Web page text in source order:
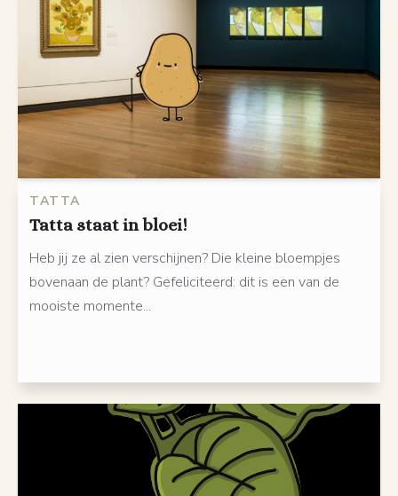
TATTA
Tatta staat in bloei!
Heb jij ze al zien verschijnen? Die kleine bloempjes
bovenaan de plant? Gefeliciteerd: dit is een van de
mooiste momente...